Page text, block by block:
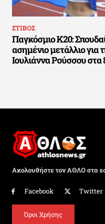
ΣΤΙΒΟΣ
Παγκόσμιο Κ20:
ασημένιο μετάλλιο για
Ιουλιάννα Ρούσσου στα
Ακολουθήστε τον ΑΘΛΟ στα
Facebook Twitter
Όροι Χρήσης